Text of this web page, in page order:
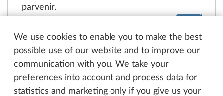
We use cookies to enable you to make the best
possible use of our website and to improve our
communication with you. We take your
preferences into account and process data for
statistics and marketing only if you give us your
parvenir.